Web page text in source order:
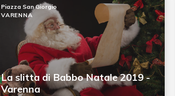
La slitta di Babbo Natale 2019 -
Varenna
Piazza San Giorgio
VARENNA